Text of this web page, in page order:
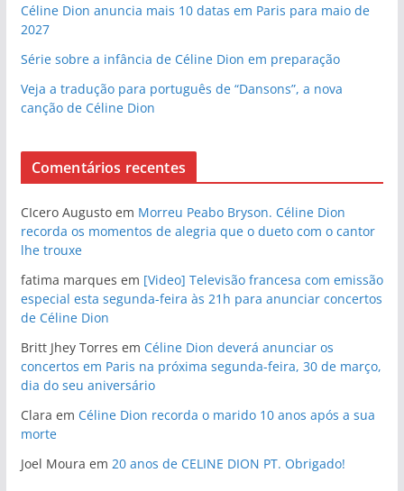
Céline Dion anuncia mais 10 datas em Paris para maio de
2027
Série sobre a infância de Céline Dion em preparação
Veja a tradução para português de “Dansons”, a nova
canção de Céline Dion
Comentários recentes
CIcero Augustoem Morreu Peabo Bryson. Céline Dion
recorda os momentos de alegria que o dueto com o cantor
lhe trouxe
fatima marques em [Video] Televisão francesa com emissão
especial esta segunda-feira às 21h para anunciar concertos
de Céline Dion
Britt Jhey Torres em Céline Dion deverá anunciar os
concertos em Paris na próxima segunda-feira, 30 de março,
dia do seu aniversário
Clara em Céline Dion recorda o marido 10 anos após a sua
morte
Joel Moura em 20 anos de CELINE DION PT. Obrigado!